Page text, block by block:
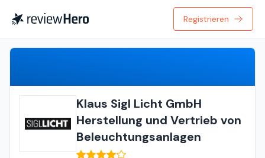
Registrieren
Klaus Sigl Licht GmbH
Herstellung und Vertrieb von
Beleuchtungsanlagen